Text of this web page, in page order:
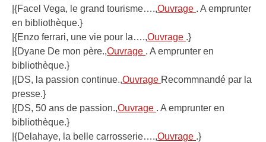
|{Facel Vega, le grand tourisme….,Ouvrage . A emprunter
en bibliothèque.}
|{Enzo ferrari, une vie pour la….,Ouvrage .}
|{Dyane De mon père.,Ouvrage . A emprunter en
bibliothèque.}
|{DS, la passion continue.,Ouvrage Recommnandé par la
presse.}
|{DS, 50 ans de passion.,Ouvrage . A emprunter en
bibliothèque.}
|{Delahaye, la belle carrosserie….,Ouvrage .}